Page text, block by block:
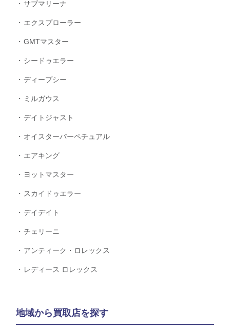
サブマリーナ
エクスプローラー
GMTマスター
シードゥエラー
ディープシー
ミルガウス
デイトジャスト
オイスターパーペチュアル
エアキング
ヨットマスター
スカイドゥエラー
デイデイト
チェリーニ
アンティーク・ロレックス
レディース ロレックス
地域から買取店を探す